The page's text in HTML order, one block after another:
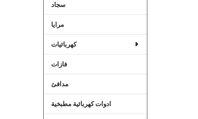
سجاد
مرايا
كهربائيات
فازات
مدافئ
ادوات كهربائية مطبخية